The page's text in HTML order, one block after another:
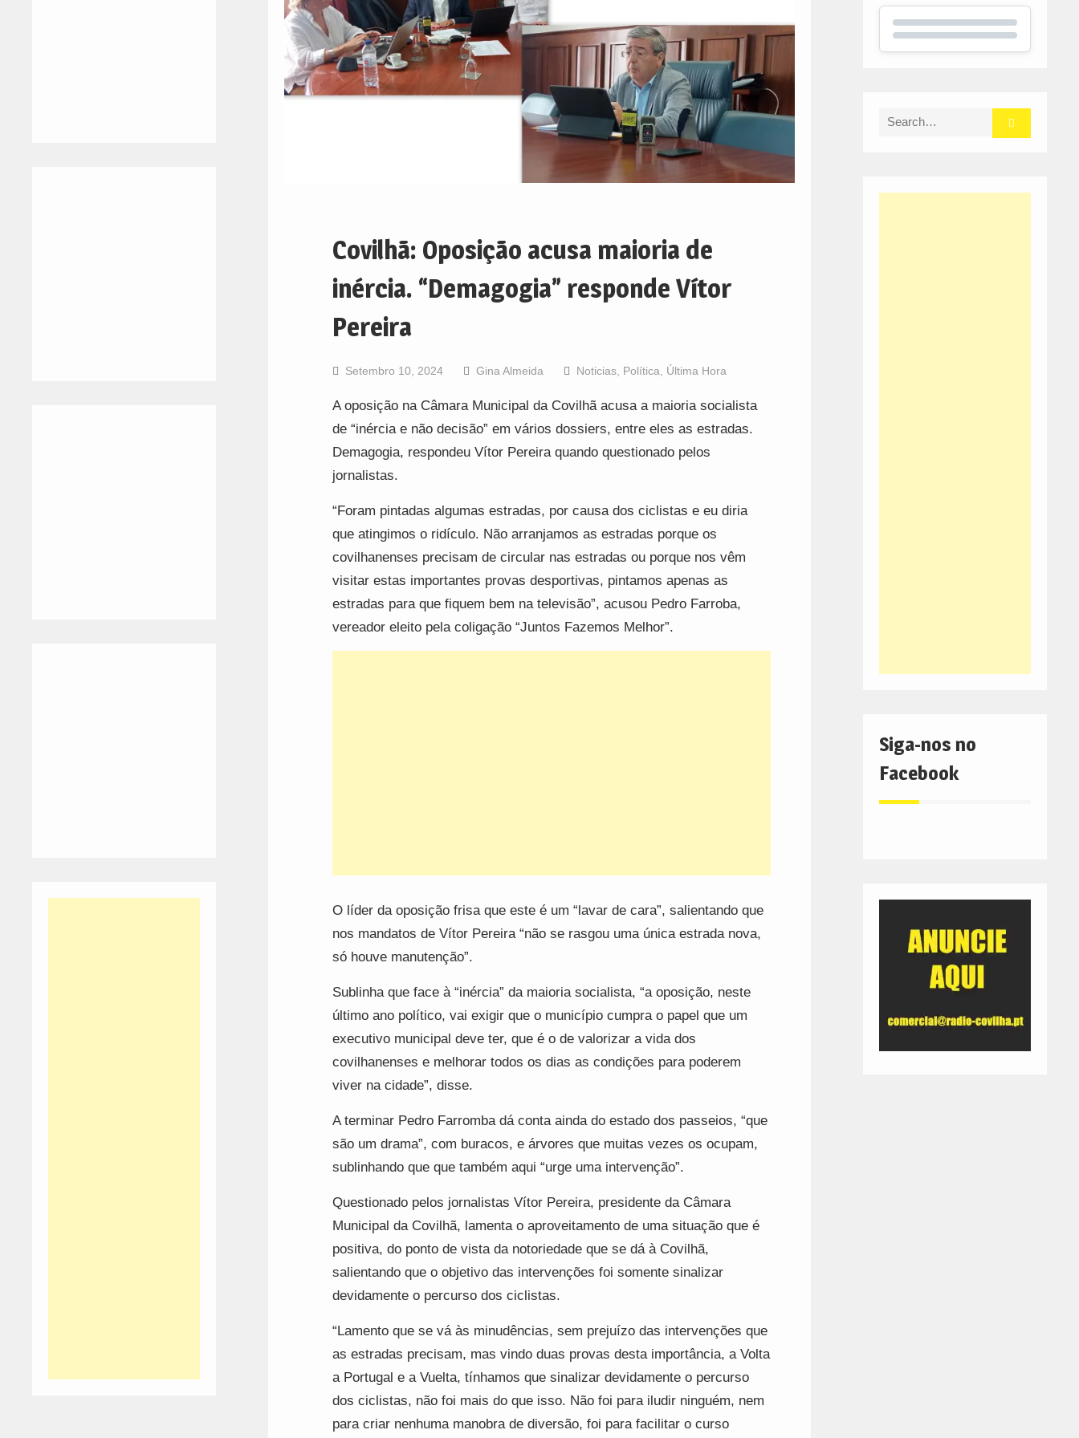
Covilhã: Oposição acusa maioria de
inércia. “Demagogia” responde Vítor
Pereira
Setembro 10, 2024 Gina Almeida Noticias, Política Última Hora
A oposição na Câmara Municipal da Covilhã acusa a maioria socialista
de “inércia e não decisão” em vários dossiers, entre eles as estradas.
Demagogia, respondeu Vítor Pereira quando questionado pelos
jornalistas.
“Foram pintadas algumas estradas, por causa dos ciclistas e eu diria
que atingimos o ridículo. Não arranjamos as estradas porque os
covilhanenses precisam de circular nas estradas ou porque nos vêm
visitar estas importantes provas desportivas, pintamos apenas as
estradas para que fiquem bem na televisão”, acusou Pedro Farroba,
vereador eleito pela coligação “Juntos Fazemos Melhor”.
O líder da oposição frisa que este é um “lavar de cara”, salientando que
nos mandatos de Vítor Pereira “não se rasgou uma única estrada nova,
só houve manutenção”.
Sublinha que face à “inércia” da maioria socialista, “a oposição, neste
último ano político, vai exigir que o município cumpra o papel que um
executivo municipal deve ter, que é o de valorizar a vida dos
covilhanenses e melhorar todos os dias as condições para poderem
viver na cidade”, disse.
A terminar Pedro Farromba dá conta ainda do estado dos passeios, “que
são um drama”, com buracos, e árvores que muitas vezes os ocupam,
sublinhando que que também aqui “urge uma intervenção”.
Questionado pelos jornalistas Vítor Pereira, presidente da Câmara
Municipal da Covilhã, lamenta o aproveitamento de uma situação que é
positiva, do ponto de vista da notoriedade que se dá à Covilhã,
salientando que o objetivo das intervenções foi somente sinalizar
devidamente o percurso dos ciclistas.
“Lamento que se vá às minudências, sem prejuízo das intervenções que
as estradas precisam, mas vindo duas provas desta importância, a Volta
a Portugal e a Vuelta, tínhamos que sinalizar devidamente o percurso
dos ciclistas, não foi mais do que isso. Não foi para iludir ninguém, nem
para criar nenhuma manobra de diversão, foi para facilitar o curso
Search
Siga-nos no
Facebook